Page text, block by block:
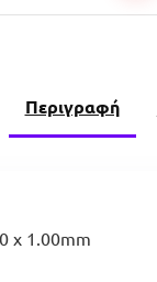
Περιγραφή
x 1.00mm